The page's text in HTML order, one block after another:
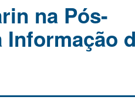
na Pós-
Informação